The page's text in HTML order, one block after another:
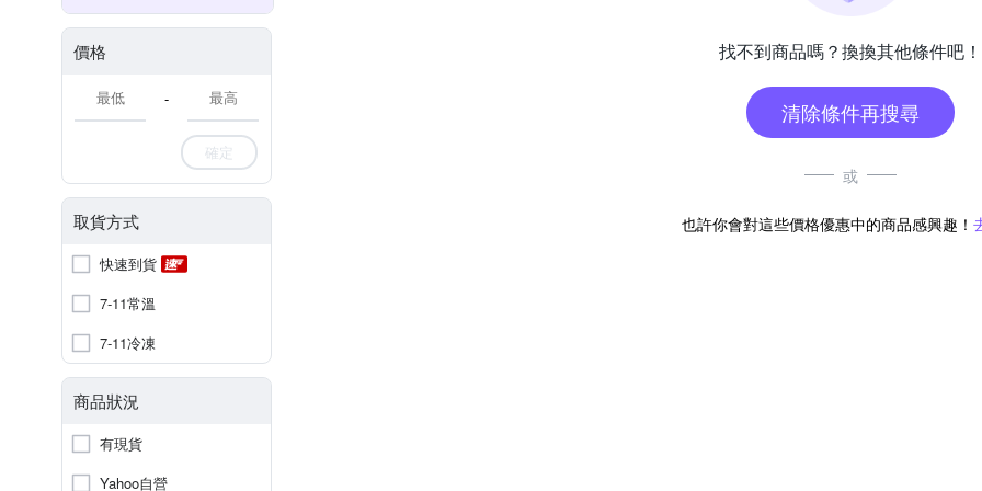
價格
-
確定
取貨方式
快速到貨
7-11常溫
7-11冷凍
商品狀況
有現貨
Yahoo自營
找不到商品嗎？換換其他條件吧！
清除條件再搜尋
或
也許你會對這些價格優惠中的商品感興趣！